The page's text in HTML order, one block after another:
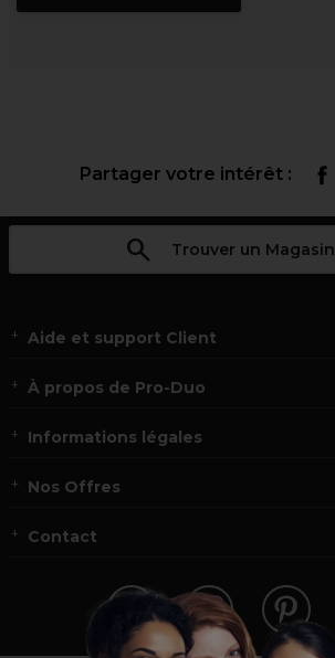
Partager votre intérêt :
Trouver un Magasin
Aide et support Client
À propos de Pro-Duo
Informations légales
Nos Offres
Contact